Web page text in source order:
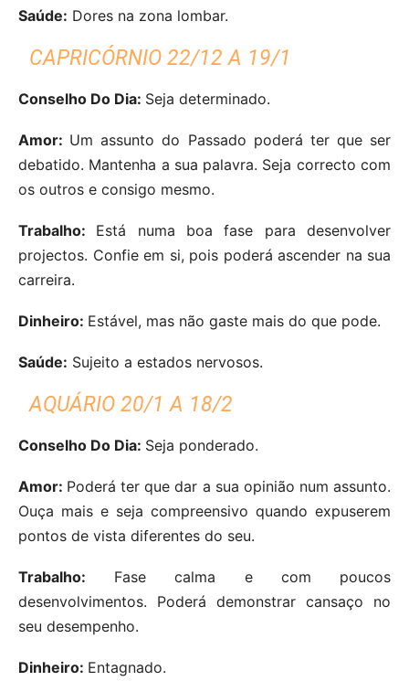
Saúde: Dores na zona lombar.
CAPRICÓRNIO 22/12 A 19/1
Conselho Do Dia: Seja determinado.
Amor: Um assunto do Passado poderá ter que ser
debatido. Mantenha a sua palavra. Seja correcto com
os outros e consigo mesmo.
Trabalho: Está numa boa fase para desenvolver
projectos. Confie em si, pois poderá ascender na sua
carreira.
Dinheiro: Estável, mas não gaste mais do que pode.
Saúde: Sujeito a estados nervosos.
AQUÁRIO 20/1 A 18/2
Conselho Do Dia: Seja ponderado.
Amor: Poderá ter que dar a sua opinião num assunto.
Ouça mais e seja compreensivo quando expuserem
pontos de vista diferentes do seu.
Trabalho: Fase calma e com poucos
desenvolvimentos. Poderá demonstrar cansaço no
seu desempenho.
Dinheiro: Entagnado.